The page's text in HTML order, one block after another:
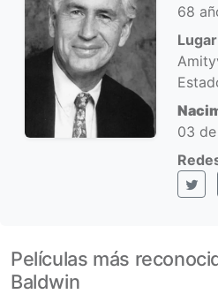
68
03
X
Películas más
Baldwin